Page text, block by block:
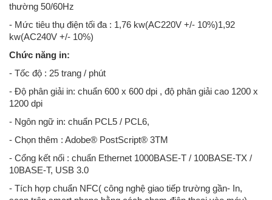
thường 50/60Hz
- Mức tiêu thụ điện tối đa : 1,76 kw(AC220V +/- 10%)1,92
kw(AC240V +/- 10%)
Chức năng in:
- Tốc độ : 25 trang / phút
- Độ phân giải in: chuẩn 600 x 600 dpi , độ phân giải cao 1200 x
1200 dpi
- Ngôn ngữ in: chuẩn PCL5 / PCL6,
- Chọn thêm : Adobe® PostScript® 3TM
- Cổng kết nối : chuẩn Ethernet 1000BASE-T / 100BASE-TX /
10BASE-T, USB 3.0
- Tích hợp chuẩn NFC( công nghệ giao tiếp trường gần- In,